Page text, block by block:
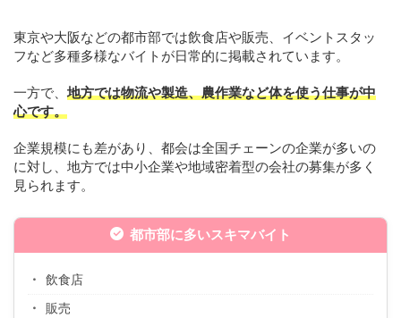
東京や大阪などの都市部では飲食店や販売、イベントスタッ
フなど多種多様なバイトが日常的に掲載されています。
一方で、 地方では物流や製造、農作業など体を使う仕事が中
心です。
企業規模にも差があり、都会は全国チェーンの企業が多いの
に対し、地方では中小企業や地域密着型の会社の募集が多く
見られます。
都市部に多いスキマバイト
飲食店
販売